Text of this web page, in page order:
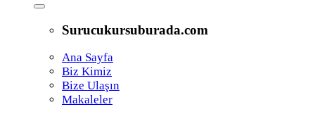
Surucukursuburada.com
Ana Sayfa
Biz Kimiz
Bize Ulaşın
Makaleler